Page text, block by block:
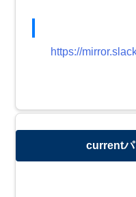
https://
currentパ